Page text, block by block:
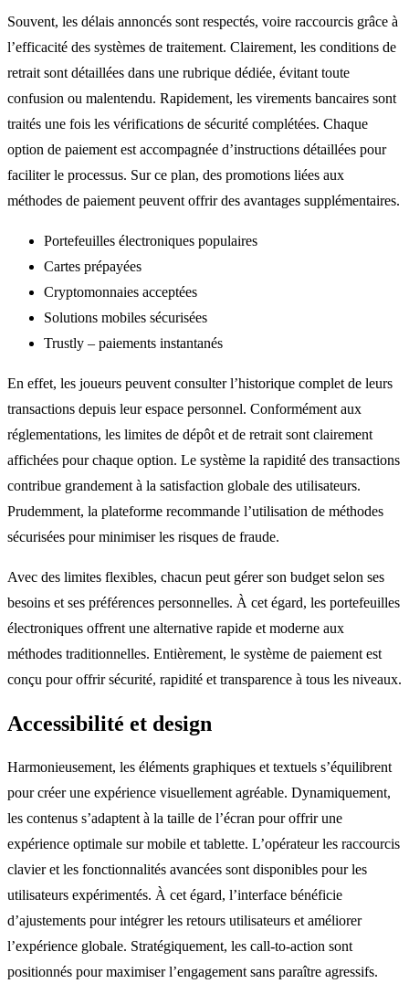
Souvent, les délais annoncés sont respectés, voire raccourcis grâce à
l’efficacité des systèmes de traitement. Clairement, les conditions de
retrait sont détaillées dans une rubrique dédiée, évitant toute
confusion ou malentendu. Rapidement, les virements bancaires sont
traités une fois les vérifications de sécurité complétées. Chaque
option de paiement est accompagnée d’instructions détaillées pour
faciliter le processus. Sur ce plan, des promotions liées aux
méthodes de paiement peuvent offrir des avantages supplémentaires.
Portefeuilles électroniques populaires
Cartes prépayées
Cryptomonnaies acceptées
Solutions mobiles sécurisées
Trustly – paiements instantanés
En effet, les joueurs peuvent consulter l’historique complet de leurs
transactions depuis leur espace personnel. Conformément aux
réglementations, les limites de dépôt et de retrait sont clairement
affichées pour chaque option. Le système la rapidité des transactions
contribue grandement à la satisfaction globale des utilisateurs.
Prudemment, la plateforme recommande l’utilisation de méthodes
sécurisées pour minimiser les risques de fraude.
Avec des limites flexibles, chacun peut gérer son budget selon ses
besoins et ses préférences personnelles. À cet égard, les portefeuilles
électroniques offrent une alternative rapide et moderne aux
méthodes traditionnelles. Entièrement, le système de paiement est
conçu pour offrir sécurité, rapidité et transparence à tous les niveaux.
Accessibilité et design
Harmonieusement, les éléments graphiques et textuels s’équilibrent
pour créer une expérience visuellement agréable. Dynamiquement,
les contenus s’adaptent à la taille de l’écran pour offrir une
expérience optimale sur mobile et tablette. L’opérateur les raccourcis
clavier et les fonctionnalités avancées sont disponibles pour les
utilisateurs expérimentés. À cet égard, l’interface bénéficie
d’ajustements pour intégrer les retours utilisateurs et améliorer
l’expérience globale. Stratégiquement, les call-to-action sont
positionnés pour maximiser l’engagement sans paraître agressifs.